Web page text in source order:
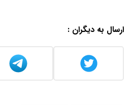
ارسال به دیگران :